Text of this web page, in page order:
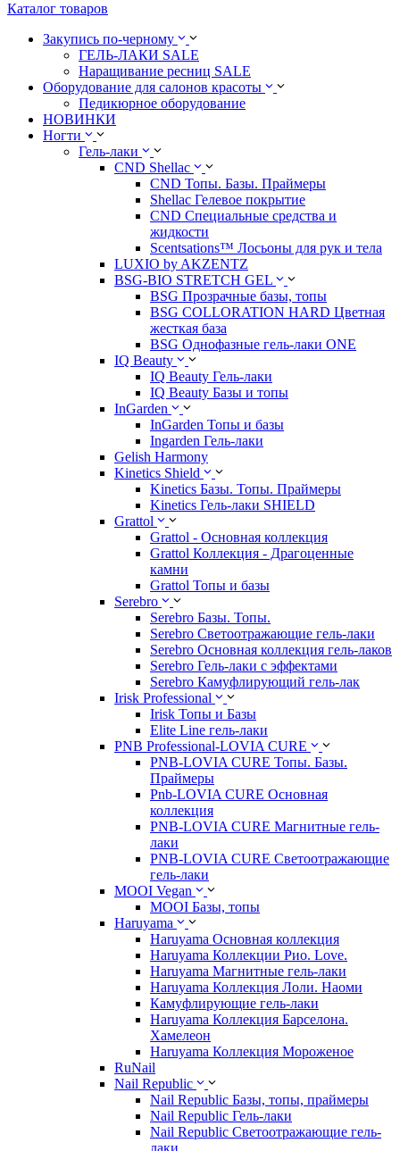
Каталог товаров
Закупись по-черному
ГЕЛЬ-ЛАКИ SALE
Наращивание ресниц SALE
Оборудование для салонов красоты
Педикюрное оборудование
НОВИНКИ
Ногти
Гель-лаки
CND Shellac
CND Топы. Базы. Праймеры
Shellac Гелевое покрытие
CND Специальные средства и
жидкости
Scentsations™ Лосьоны для рук и тела
LUXIO by AKZENTZ
BSG-BIO STRETCH GEL
BSG Прозрачные базы, топы
BSG COLLORATION HARD Цветная
жесткая база
BSG Однофазные гель-лаки ONE
IQ Beauty
IQ Beauty Гель-лаки
IQ Beauty Базы и топы
InGarden
InGarden Топы и базы
Ingarden Гель-лаки
Gelish Harmony
Kinetics Shield
Kinetics Базы. Топы. Праймеры
Kinetics Гель-лаки SHIELD
Grattol
Grattol - Oснoвнaя коллекция
Grattol Коллекция - Драгоценные
камни
Grattol Топы и базы
Serebro
Serebro Базы. Топы.
Serebro Светоотражающие гель-лаки
Serebro Основная коллекция гель-лаков
Serebro Гель-лаки с эффектами
Serebro Камуфлирующий гель-лак
Irisk Professional
Irisk Топы и Базы
Elite Line гель-лаки
PNB Professional-LOVIA CURE
PNB-LOVIA CURE Топы. Базы.
Праймеры
Pnb-LOVIA CURE Основная
коллекция
PNB-LOVIA CURE Магнитные гель-
лаки
PNB-LOVIA CURE Cветоотражающие
гель-лаки
MOOI Vegan
MOOI Базы, топы
Haruyama
Haruyama Основная коллекция
Haruyama Коллекции Рио. Love.
Haruyama Магнитные гель-лаки
Haruyama Коллекция Лоли. Наоми
Камуфлирующие гель-лаки
Haruyama Коллекция Барселона.
Хамелеон
Haruyama Коллекция Мороженое
RuNail
Nail Republic
Nail Republic Базы, топы, праймеры
Nail Republic Гель-лаки
Nail Republic Светоотражающие гель-
лаки